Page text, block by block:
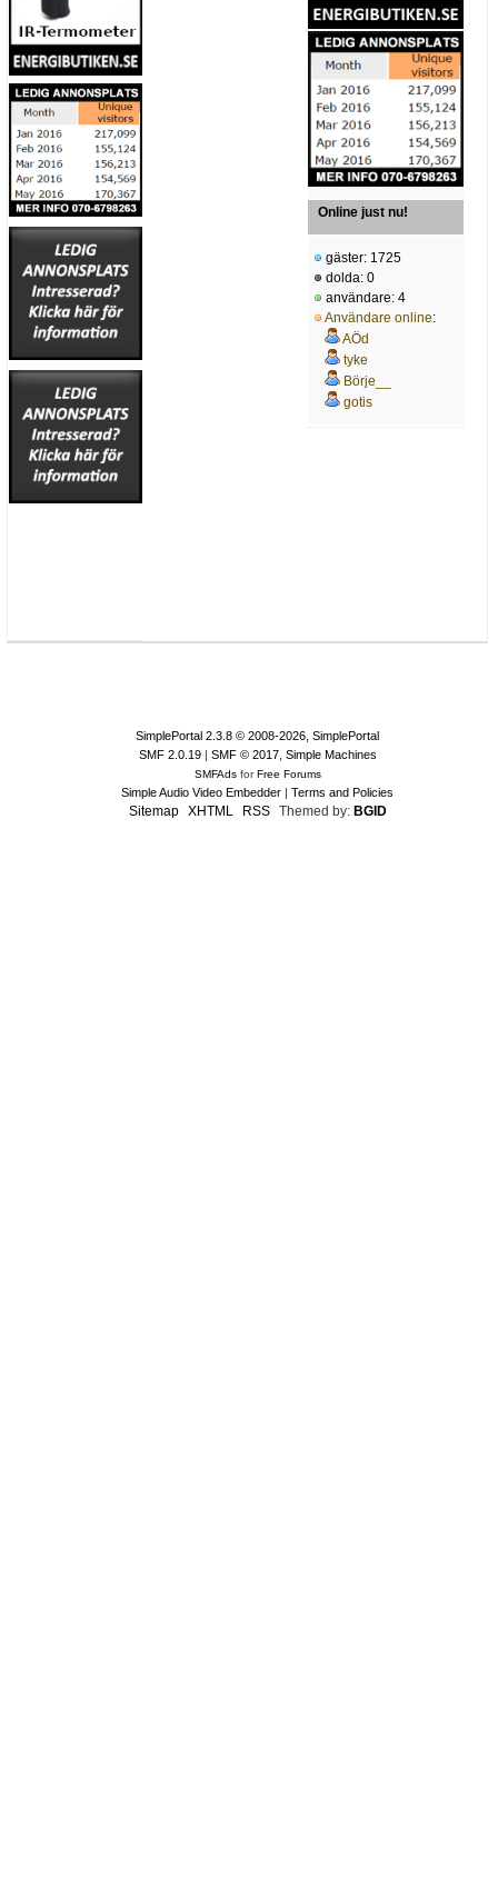
Online just nu!
gäster: 1725
dolda: 0
användare: 4
Användare online:
AÖd
tyke
Börje__
gotis
SimplePortal 2.3.8 © 2008-2026, SimplePortal
SMF 2.0.19| SMF © 2017, Simple Machines
SMFAdsforFree Forums
Simple Audio Video Embedder | Terms and Policies
Sitemap XHTML RSS Themed by: BGID